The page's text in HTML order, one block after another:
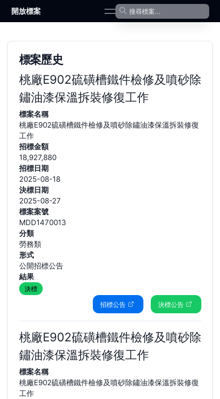
開放標案 open navigation menu
標案歷史
桃廠E902硫磺槽鐵件檢修及噴砂除
鏽油漆保溫拆裝修復工作
標案名稱
桃廠E902硫磺槽鐵件檢修及噴砂除鏽油漆保溫拆裝修復
工作
招標金額
18,927,880
招標日期
2025-08-18
決標日期
2025-08-27
標案案號
MDD1470013
分類
勞務類
形式
公開招標公告
結果
決標
招標公告
決標公告
桃廠E902硫磺槽鐵件檢修及噴砂除
鏽油漆保溫拆裝修復工作
標案名稱
桃廠E902硫磺槽鐵件檢修及噴砂除鏽油漆保溫拆裝修復
工作